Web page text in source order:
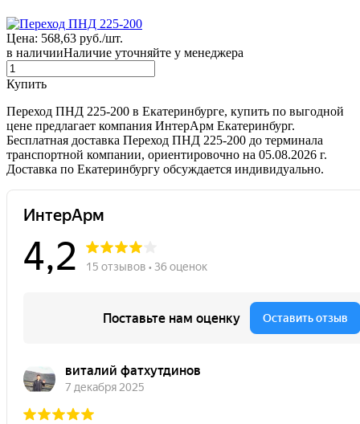
Цена: 568,63 руб./шт.
в наличииНаличие уточняйте у менеджера
Купить
Переход ПНД 225-200 в Екатеринбурге, купить по выгодной
цене предлагает компания ИнтерАрм Екатеринбург.
Бесплатная доставка Переход ПНД 225-200 до терминала
транспортной компании, ориентировочно на 05.08.2026 г.
Доставка по Екатеринбургу обсуждается индивидуально.